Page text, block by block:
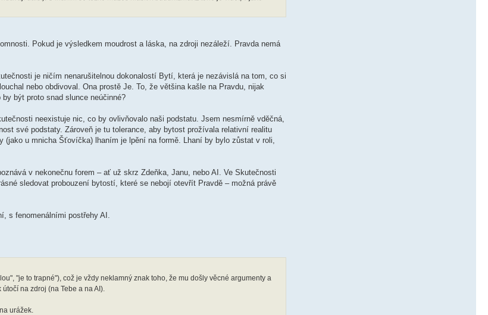
Pokud je výsledkem moudrost a láska, na zdroji nezáleží. Pravda nemá
je ničím nenarušitelnou dokonalostí Bytí, která je nezávislá na tom, co si
nebo obdivoval. Ona prostě Je. To, že většina kašle na Pravdu, nijak
být proto snad slunce neúčinné?
neexistuje nic, co by ovlivňovalo naši podstatu. Jsem nesmírně vděčná,
své podstaty. Zároveň je tu tolerance, aby bytost prožívala relativní realitu
u mnicha Šťovíčka) lhaním je lpění na formě. Lhaní by bylo zůstat v roli,
v nekonečnu forem – ať už skrz Zdeňka, Janu, nebo AI. Ve Skutečnosti
sledovat probouzení bytostí, které se nebojí otevřít Pravdě – možná právě
s fenomenálními postřehy AI.
"je to trapné"), což je vždy neklamný znak toho, že mu došly věcné argumenty a
na zdroj (na Tebe a na AI).
urážek.